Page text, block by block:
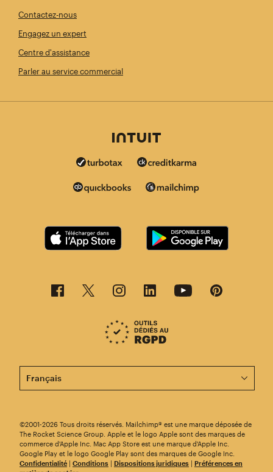
Contactez-nous
Engagez un expert
Centre d'assistance
Parler au service commercial
Cette page est désormais disponible en d'autres
©2001-2026 Tous droits réservés. Mailchimp® est une marque déposée de
The Rocket Science Group. Apple et le logo Apple sont des marques de
commerce d'Apple Inc. Mac App Store est une marque d'Apple Inc.
Google Play et le logo Google Play sont des marques de Google Inc.
Confidentialité | Conditions | Dispositions juridiques | Préférences en